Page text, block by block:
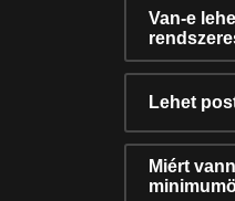
Van-e
Lehet
Miért